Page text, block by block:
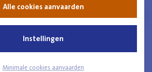
Alle cookies aanvaarden
Instellingen
Minimale cookies aanvaarden
Ontmoet een collega
Ik ben een laureaat